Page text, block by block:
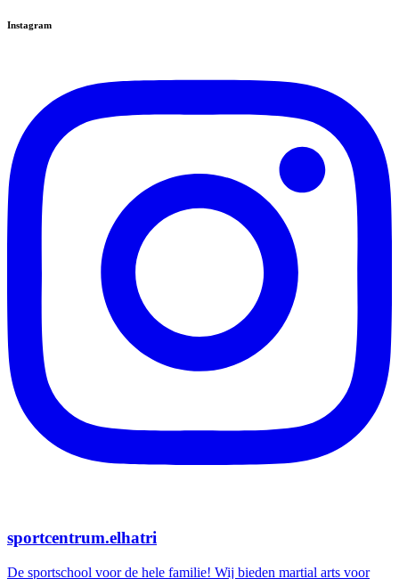
Instagram
sportcentrum.elhatri
De sportschool voor de hele familie! Wij bieden martial arts voor